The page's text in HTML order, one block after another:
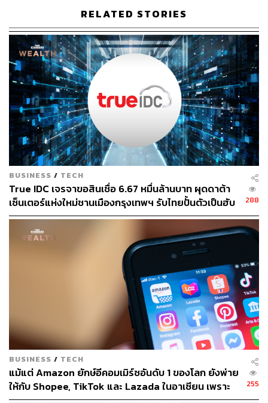
สงบของประเทศและตรวจจับอาชญากรรมแล้วประสบความ
สำเร็จมากๆ คือ สาธารณรัฐประชาชนจีน ซึ่งปกครองใน
ระบอบคอมมิวนิสต์ แต่พวกเขาก็ถูกค่อนขอดจากประเท
ศอื่นๆ พอสมควร เนื่องจากมองว่าเทคโนโลยีรูปแบบนี้อาจ
คุกคามเสรีภาพพลเมือง
อ้างอิง:
action.aclu.org/petition/amazon-stop-selling-surveilla
nce?ms_aff=NAT&initms_aff=NAT&ms=180522_priv
acyandtechnology_amazonsurveillance&initms=180
522_privacyandtechnology_amazonsurveillance&m
s_chan=web&initms_chan=web
www.recode.net/2018/5/22/17380450/amazon-aws-f
acial-recognition-aclu-technology-police
www.independent.co.uk/life-style/gadgets-and-tech/n
ews/amazon-facial-recognition-recognition-aclu-poli
ce-departments-civil-liberties-a8363941.html
Jeff Bezos
American Civil Liberties Union
ACLU Rekognition
RELATED STORIES
BUSINESS / TECH
True IDC เจรจาขอสินเชื่อ 6.67 หมื่นล้านบาท ผุดดาต้า
เซ็นเตอร์แห่งใหม่ชานเมืองกรุงเทพฯ รับไทยปั้นตัวเป็นฮับ
AI ภูมิภาค
288
BUSINESS / TECH
แม้แต่ Amazon ยักษ์อีคอมเมิร์ซอันดับ 1 ของโลก ยังพ่าย
ให้กับ Shopee, TikTok และ Lazada ในอาเซียน เพราะ
255